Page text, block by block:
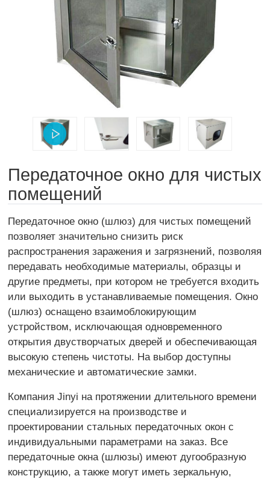
Передаточное окно для чистых
помещений
Передаточное окно (шлюз) для чистых помещений
позволяет значительно снизить риск
распространения заражения и загрязнений, позволяя
передавать необходимые материалы, образцы и
другие предметы, при котором не требуется входить
или выходить в устанавливаемые помещения. Окно
(шлюз) оснащено взаимоблокирующим
устройством, исключающая одновременного
открытия двустворчатых дверей и обеспечивающая
высокую степень чистоты. На выбор доступны
механические и автоматические замки.
Компания Jinyi на протяжении длительного времени
специализируется на производстве и
проектировании стальных передаточных окон с
индивидуальными параметрами на заказ. Все
передаточные окна (шлюзы) имеют дугообразную
конструкцию, а также могут иметь зеркальную,